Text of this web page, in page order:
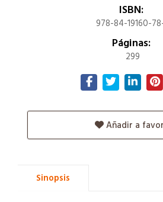
ISBN:
978-84-19160-
Páginas:
299
Añadir a
Sinopsis